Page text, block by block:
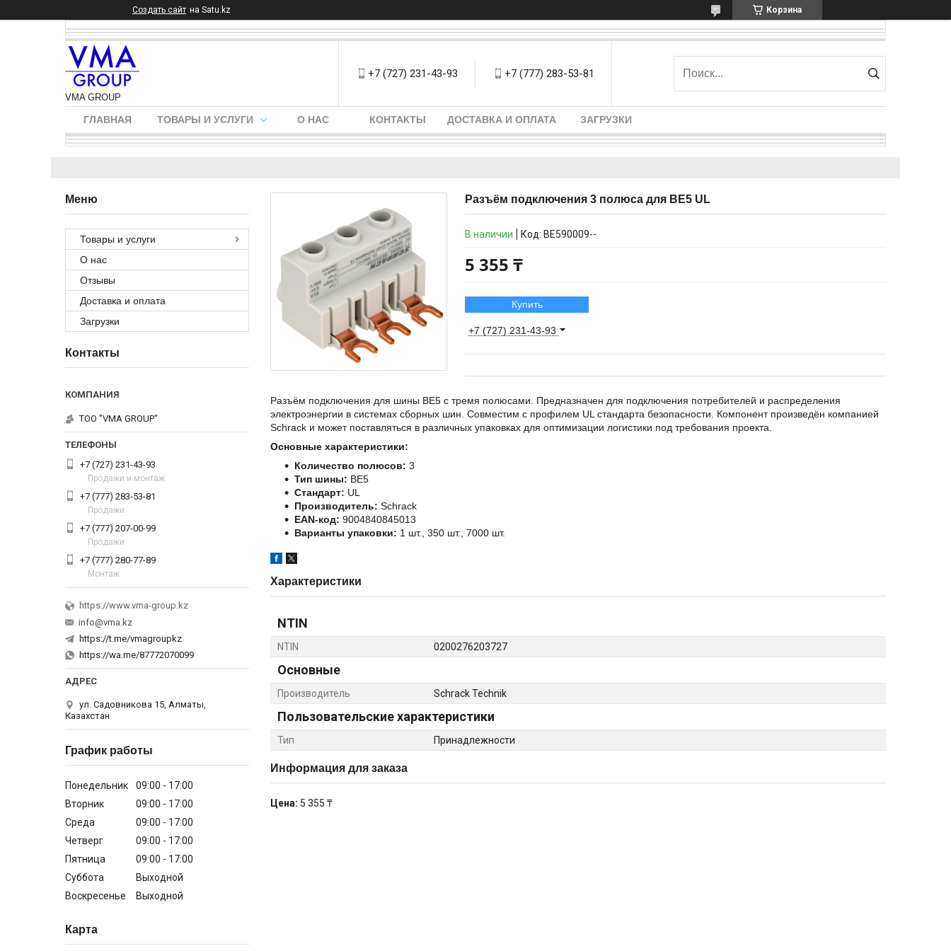
Создать сайт на Satu.kz Корзина
VMA GROUP
+7 (727) 231-43-93 +7 (777) 283-53-81
ГЛАВНАЯ ТОВАРЫ И УСЛУГИ О НАС КОНТАКТЫ ДОСТАВКА И ОПЛАТА ЗАГРУЗКИ
Разъём подключения 3 полюса для BE5 UL
В наличии Код: BE590009--
5 355 ₸
Купить
+7 (727) 231-43-93
Разъём подключения для шины BE5 с тремя полюсами. Предназначен для подключения потребителей и распределения
электроэнергии в системах сборных шин. Совместим с профилем UL стандарта безопасности. Компонент произведён компанией
Schrack и может поставляться в различных упаковках для оптимизации логистики под требования проекта.
Основные характеристики:
Количество полюсов: 3
Тип шины: BE5
Стандарт: UL
Производитель: Schrack
EAN-код: 9004840845013
Варианты упаковки: 1 шт., 350 шт., 7000 шт.
Характеристики
NTIN
NTIN 0200276203727
Основные
Производитель Schrack Technik
Пользовательские характеристики
Тип Принадлежности
Информация для заказа
Цена: 5 355 ₸
Товары и услуги
О нас
Отзывы
Доставка и оплата
Загрузки
Контакты
ТОО "VMA GROUP"
+7 (727) 231-43-93
Продажи и монтаж
+7 (777) 283-53-81
Продажи
+7 (777) 207-00-99
Продажи
+7 (777) 280-77-89
Монтаж
https://www.vma-group.kz
info@vma.kz
https://t.me/vmagroupkz
https://wa.me/87772070099
ул. Садовникова 15, Алматы,
Казахстан
График работы
Понедельник 09:00
17:00
Вторник
09:00
17:00
Среда
09:00
17:00
Четверг
09:00
17:00
Пятница
09:00
17:00
Суббота
Выходной
Воскресенье
Выходной
Карта